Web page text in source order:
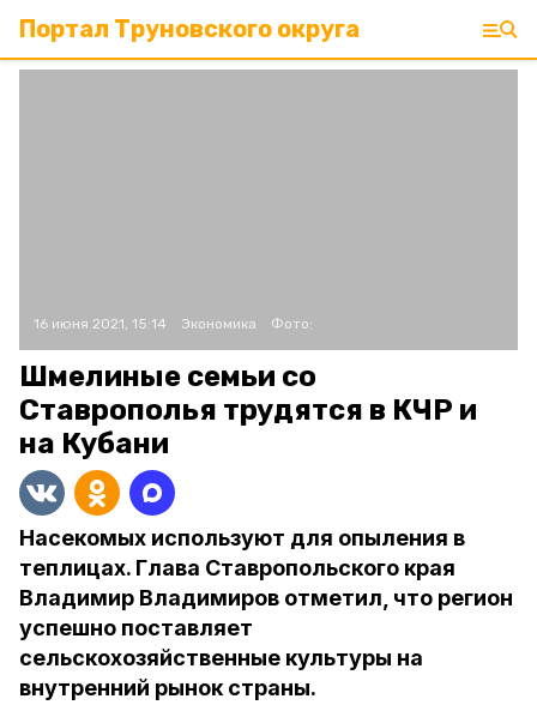
Портал Труновского округа
16 июня 2021, 15:14 Экономика Фото:
Шмелиные семьи со
Ставрополья трудятся в КЧР и
на Кубани
Насекомых используют для опыления в
теплицах. Глава Ставропольского края
Владимир Владимиров отметил, что регион
успешно поставляет
сельскохозяйственные культуры на
внутренний рынок страны.